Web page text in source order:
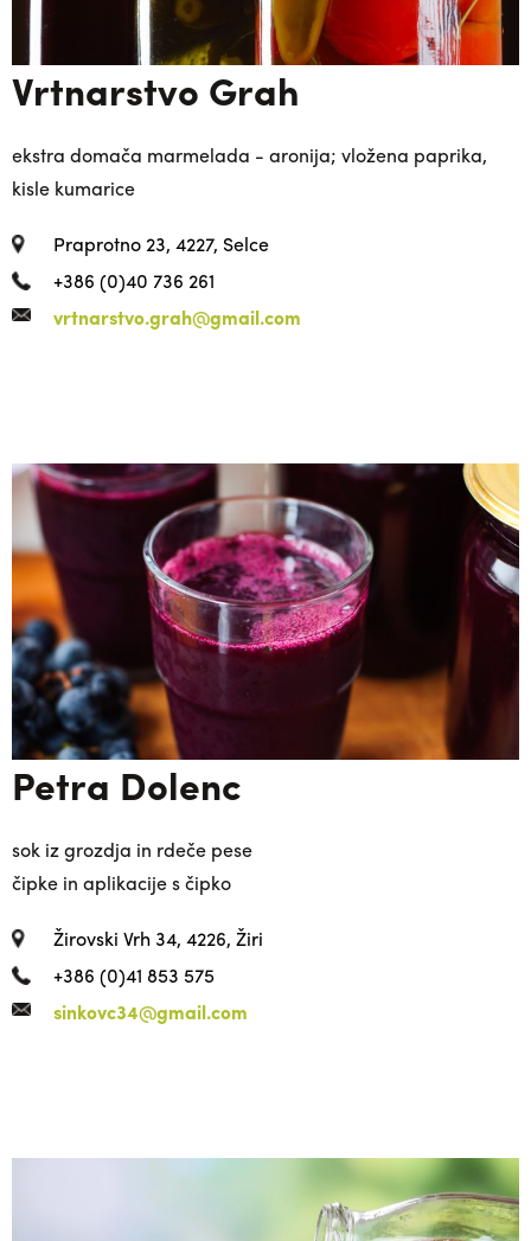
Vrtnarstvo Grah
ekstra domača marmelada - aronija; vložena paprika,
kisle kumarice
Praprotno 23, 4227, Selce
+386 (0)40 736 261
vrtnarstvo.grah@gmail.com
Petra Dolenc
sok iz grozdja in rdeče pese
čipke in aplikacije s čipko
Žirovski Vrh 34, 4226, Žiri
+386 (0)41 853 575
sinkovc34@gmail.com